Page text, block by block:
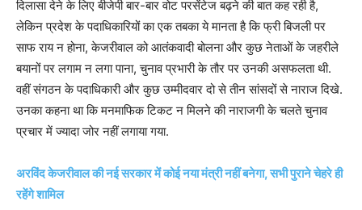
दिलासा देने के लिए बीजेपी बार-बार वोट परसेंटेज बढ़ने की बात कह रही है,
लेकिन प्रदेश के पदाधिकारियों का एक तबका ये मानता है कि फ्री बिजली पर
साफ राय न होना, केजरीवाल को आतंकवादी बोलना और कुछ नेताओं के जहरीले
बयानों पर लगाम न लगा पाना, चुनाव प्रभारी के तौर पर उनकी असफलता थी.
वहीं संगठन के पदाधिकारी और कुछ उम्मीदवार दो से तीन सांसदों से नाराज दिखे.
उनका कहना था कि मनमाफिक टिकट न मिलने की नाराजगी के चलते चुनाव
प्रचार में ज्यादा जोर नहीं लगाया गया.
अरविंद केजरीवाल की नई सरकार में कोई नया मंत्री नहीं बनेगा, सभी पुराने चेहरे ही
रहेंगे शामिल